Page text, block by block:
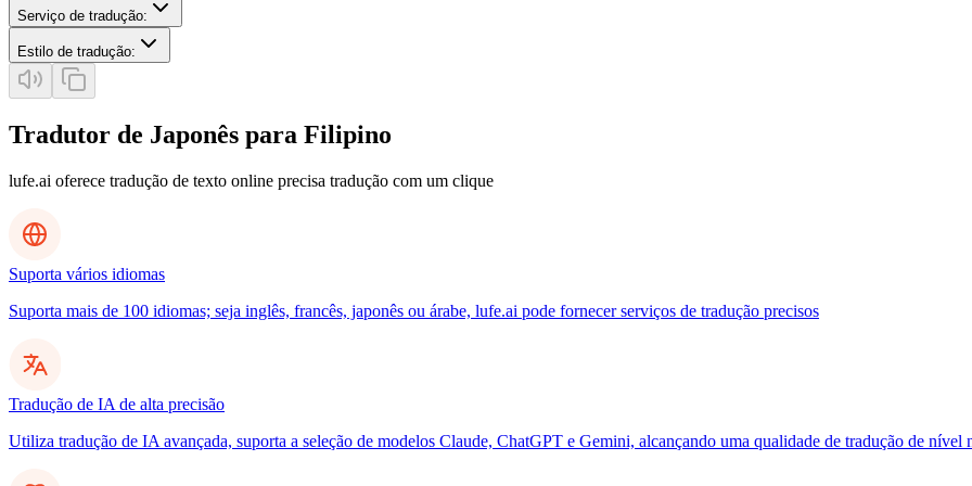
Serviço de tradução:
Estilo de tradução:
Tradutor de Japonês para Filipino
lufe.ai oferece tradução de texto online precisa tradução com um clique
Suporta vários idiomas
Suporta mais de 100 idiomas; seja inglês, francês, japonês ou árabe, lufe.ai pode fornecer serviços de tradução precisos
Tradução de IA de alta precisão
Utiliza tradução de IA avançada, suporta a seleção de modelos Claude, ChatGPT e Gemini, alcançando uma qualidade de tradução de nível